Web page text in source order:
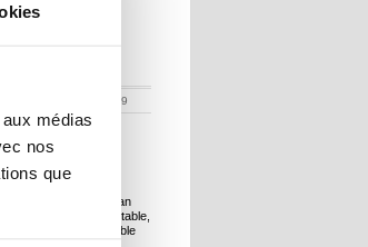
médias
nos
que
255729
FA-007 Nettoyeur d'écran
pour téléphone portable,
ordinateur portable